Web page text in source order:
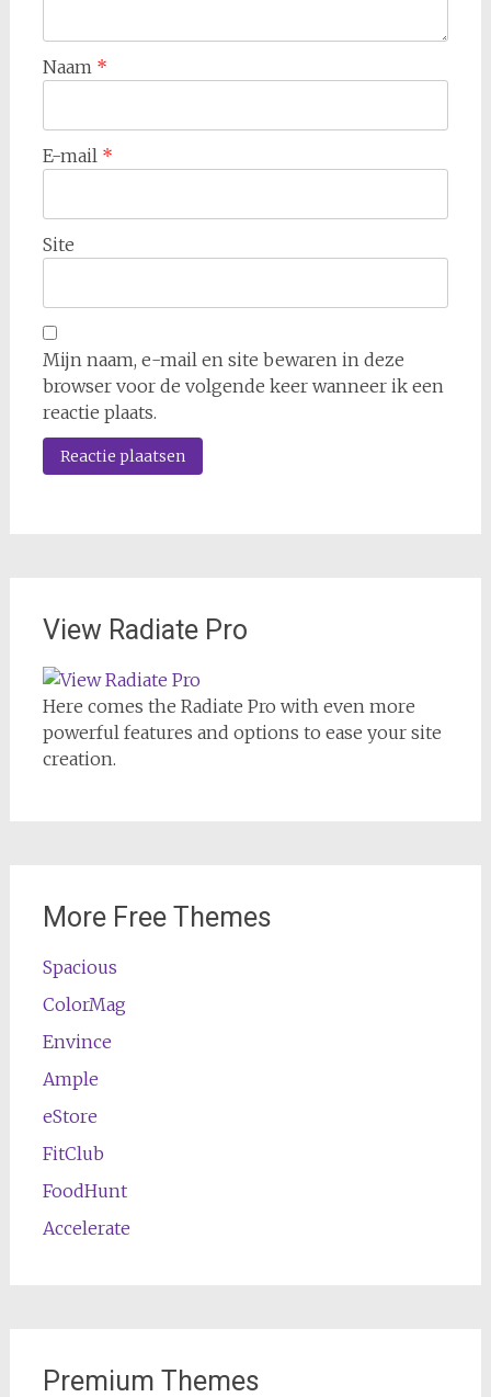
Naam *
E-mail *
Site
Mijn naam, e-mail en site bewaren in deze
browser voor de volgende keer wanneer ik een
reactie plaats.
View Radiate Pro
Here comes the Radiate Pro with even more
powerful features and options to ease your site
creation.
More Free Themes
Spacious
ColorMag
Envince
Ample
eStore
FitClub
FoodHunt
Accelerate
Premium Themes